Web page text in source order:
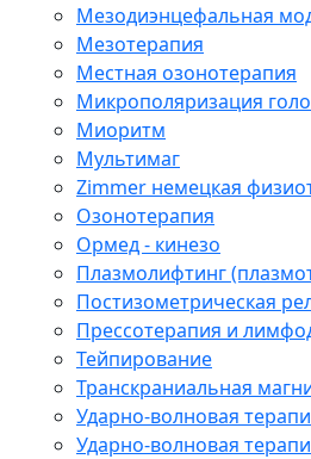
Мезодиэнцефальная
Мезотерапия
Местная озонотерапия
Микрополяризация
Миоритм
Мультимаг
Zimmer немецкая
Озонотерапия
Ормед - кинезо
Плазмолифтинг
Постизометрическая
Прессотерапия и
Тейпирование
Транскраниальная
Ударно-волновая
Ударно-волновая